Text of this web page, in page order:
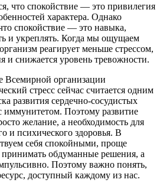
что спокойствие — это привилегия
характера. Однако
спокойствие — это навыка,
и укреплять. Когда мы ощущаем
реагирует меньше стрессом,
и снижается уровень тревожности.
Всемирной организации
стресс сейчас считается одним
развития сердечно-сосудистых
иммунитетом. Поэтому развитие
желание, а необходимость для
и психического здоровья. В
себя спокойными, проще
принимать обдуманные решения, а
Поэтому важно понять,
доступный каждому из нас.